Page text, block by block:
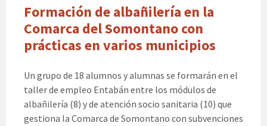
Formación de albañilería en la
Comarca del Somontano con
prácticas en varios municipios
Un grupo de 18 alumnos y alumnas se formarán en el
taller de empleo Entabán entre los módulos de
albañilería (8) y de atención socio sanitaria (10) que
gestiona la Comarca de Somontano con subvenciones